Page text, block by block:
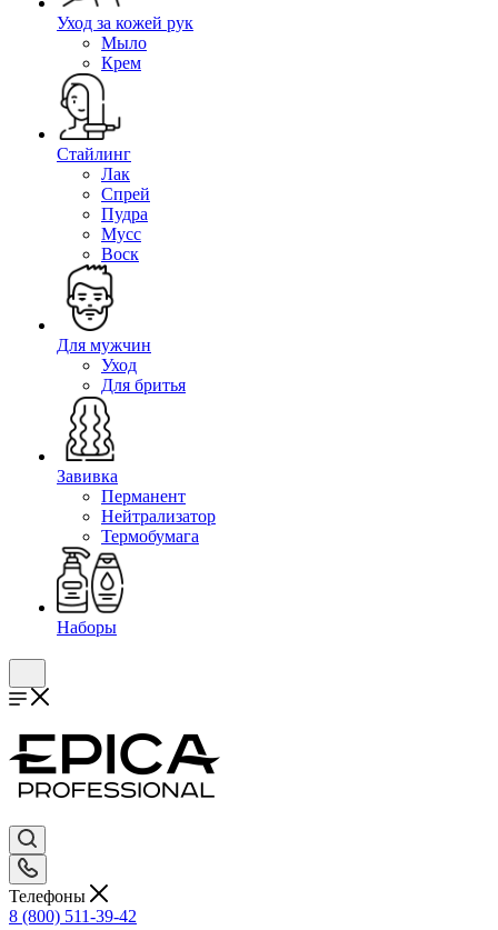
Уход за кожей рук
Мыло
Крем
Стайлинг
Лак
Спрей
Пудра
Мусс
Воск
Для мужчин
Уход
Для бритья
Завивка
Перманент
Нейтрализатор
Термобумага
Наборы
Телефоны
8 (800) 511-39-42